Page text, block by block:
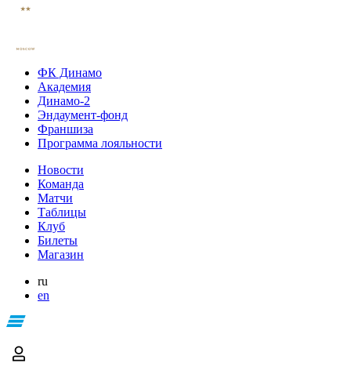
ФК Динамо
Академия
Динамо-2
Эндаумент-фонд
Франшиза
Программа лояльности
Новости
Команда
Матчи
Таблицы
Клуб
Билеты
Магазин
ru
en